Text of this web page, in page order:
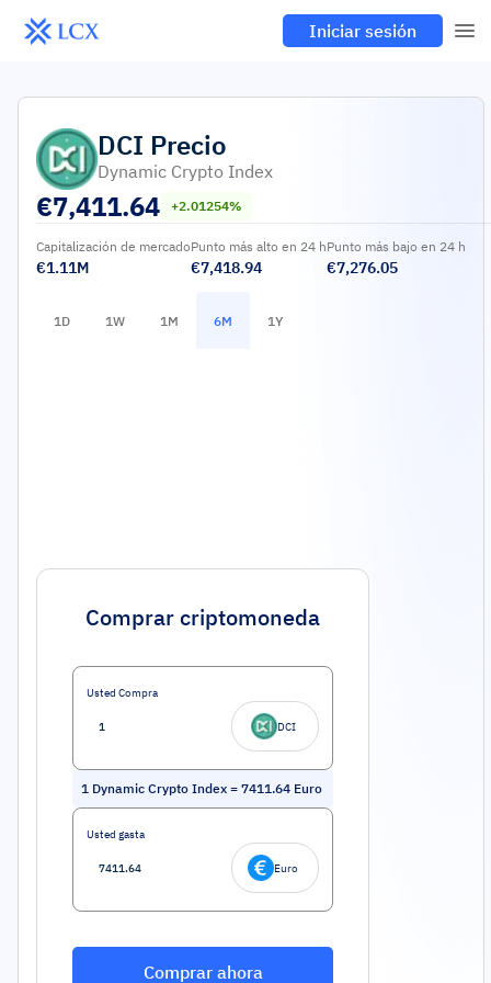
Iniciar sesión
DCI Precio
Dynamic Crypto Index
€7,411.64 +2.01254%
Capitalización de mercado
€1.11M
Punto más alto en 24 h
€7,418.94
Punto más bajo en 24 h
€7,276.05
1D 1W 1M 6M 1Y
Comprar criptomoneda
Usted Compra
DCI
1 Dynamic Crypto Index = 7411.64 Euro
Usted gasta
Euro
Comprar ahora